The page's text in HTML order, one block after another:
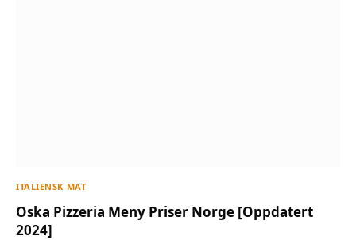
ITALIENSK MAT
Oska Pizzeria Meny Priser Norge [Oppdatert
2024]